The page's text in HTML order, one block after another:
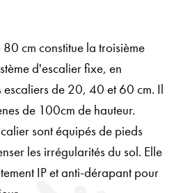
cm constitue la troisième
d'escalier fixe, en
escaliers de 20, 40 et 60 cm. Il
de 100cm de hauteur.
sont équipés de pieds
les irrégularités du sol. Elle
IP et anti-dérapant pour